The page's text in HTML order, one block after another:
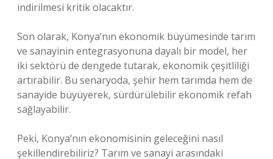
indirilmesi kritik olacaktır.
Son olarak, Konya’nın ekonomik büyümesinde tarım
ve sanayinin entegrasyonuna dayalı bir model, her
iki sektörü de dengede tutarak, ekonomik çeşitliliği
artırabilir. Bu senaryoda, şehir hem tarımda hem de
sanayide büyüyerek, sürdürülebilir ekonomik refah
sağlayabilir.
Peki, Konya’nın ekonomisinin geleceğini nasıl
şekillendirebiliriz? Tarım ve sanayi arasındaki